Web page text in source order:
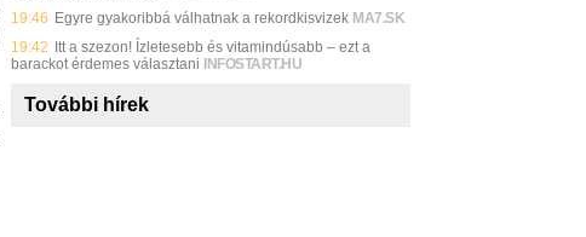
19:46 Egyre gyakoribbá válhatnak a rekordkisvizek MA7.SK
19:42 Itt a szezon! Ízletesebb és vitamindúsabb – ezt a
barackot érdemes választani INFOSTART.HU
További hírek